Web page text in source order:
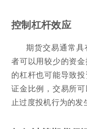
控制杠杆效应
期货交易通常
者可以用较少的资
的杠杆也可能导致
证金比例，交易所
止过度投机行为的发